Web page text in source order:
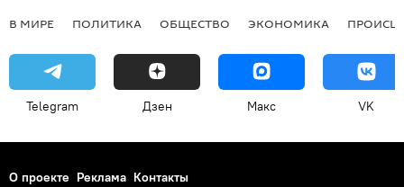
В МИРЕ ПОЛИТИКА ОБЩЕСТВО ЭКОНОМИКА
Telegram Дзен Макс VK
О проекте Реклама Контакты